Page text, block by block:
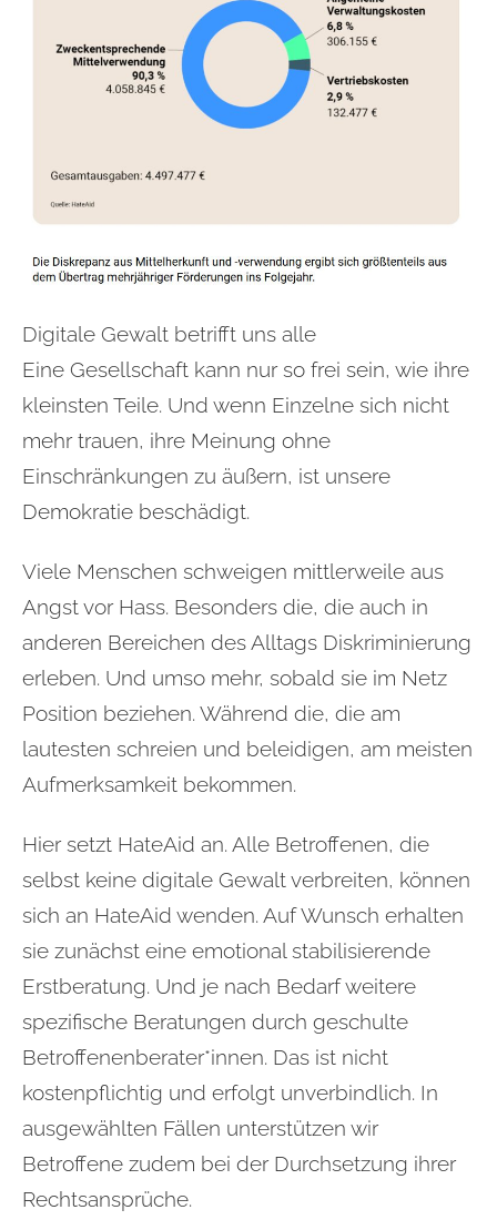
Digitale Gewalt betrifft uns alle
Eine Gesellschaft kann nur so frei sein, wie ihre
kleinsten Teile. Und wenn Einzelne sich nicht
mehr trauen, ihre Meinung ohne
Einschränkungen zu äußern, ist unsere
Demokratie beschädigt.
Viele Menschen schweigen mittlerweile aus
Angst vor Hass. Besonders die, die auch in
anderen Bereichen des Alltags Diskriminierung
erleben. Und umso mehr, sobald sie im Netz
Position beziehen. Während die, die am
lautesten schreien und beleidigen, am meisten
Aufmerksamkeit bekommen.
Hier setzt HateAid an. Alle Betroffenen, die
selbst keine digitale Gewalt verbreiten, können
sich an HateAid wenden. Auf Wunsch erhalten
sie zunächst eine emotional stabilisierende
Erstberatung. Und je nach Bedarf weitere
spezifische Beratungen durch geschulte
Betroffenenberater*innen. Das ist nicht
kostenpflichtig und erfolgt unverbindlich. In
ausgewählten Fällen unterstützen wir
Betroffene zudem bei der Durchsetzung ihrer
Rechtsansprüche.